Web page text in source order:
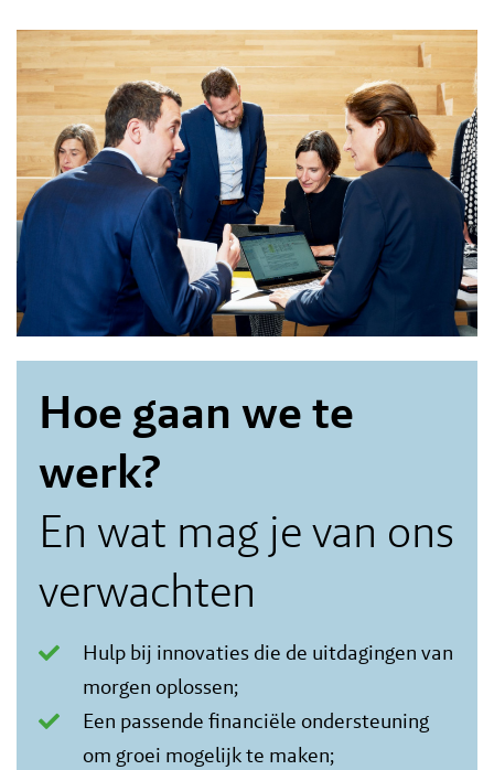
Hoe gaan we te
werk?
En wat mag je van ons
verwachten
Hulp bij innovaties die de uitdagingen van
morgen oplossen;
Een passende financiële ondersteuning
om groei mogelijk te maken;